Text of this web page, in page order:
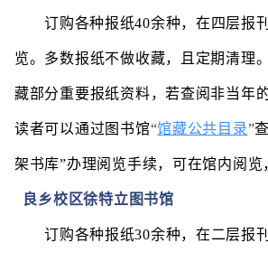
订购各种报纸40余种，在四层报
览。多数报纸不做收藏，且定期清理
藏部分重要报纸资料，若查阅非当年
读者可以通过图书馆“馆藏公共目录”
架书库”办理阅览手续，可在馆内阅览
良乡校区徐特立图书馆
订购各种报纸30余种，在二层报